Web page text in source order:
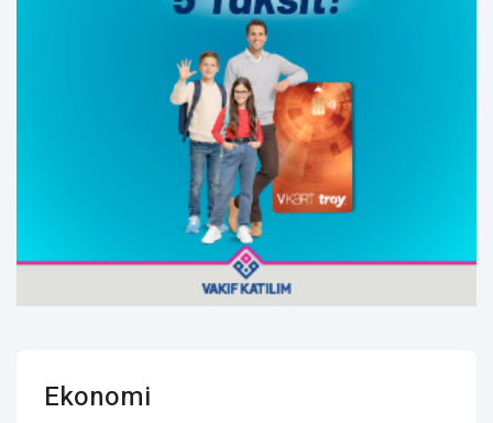
Ekonomi